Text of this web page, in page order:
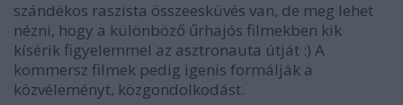
szándékos raszista összeesküvés van, de meg lehet
nézni, hogy a különböző űrhajós filmekben kik
kísérik figyelemmel az asztronauta útját :) A
kommersz filmek pedig igenis formálják a
közvéleményt, közgondolkodást.